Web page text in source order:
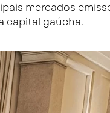
mercados
capital gaúcha.